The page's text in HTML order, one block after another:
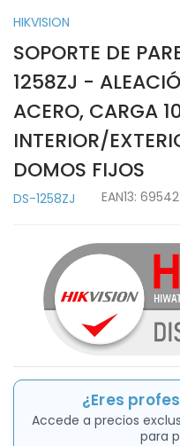
HIKVISION
SOPORTE DE
1258ZJ -
ACERO, CARGA
INTERIOR/
DOMOS FIJOS
DS-1258ZJ EAN13:
¿Eres
Accede a precios
para